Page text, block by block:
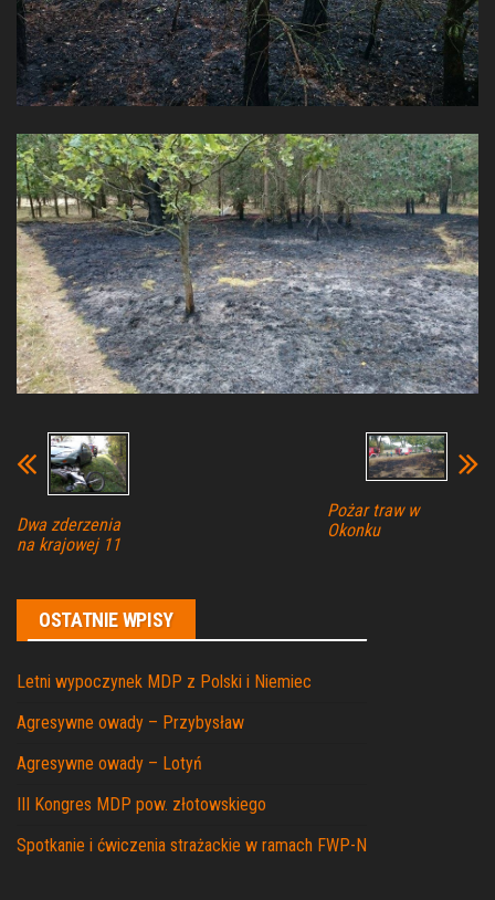
Dwa zderzenia
na krajowej 11
Pożar traw w
Okonku
OSTATNIE WPISY
Letni wypoczynek MDP z Polski i Niemiec
Agresywne owady – Przybysław
Agresywne owady – Lotyń
III Kongres MDP pow. złotowskiego
Spotkanie i ćwiczenia strażackie w ramach FWP-N